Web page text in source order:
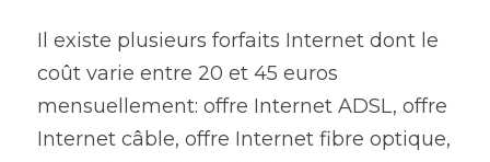
Il existe plusieurs forfaits Internet dont le
coût varie entre 20 et 45 euros
mensuellement: offre Internet ADSL, offre
Internet câble, offre Internet fibre optique,